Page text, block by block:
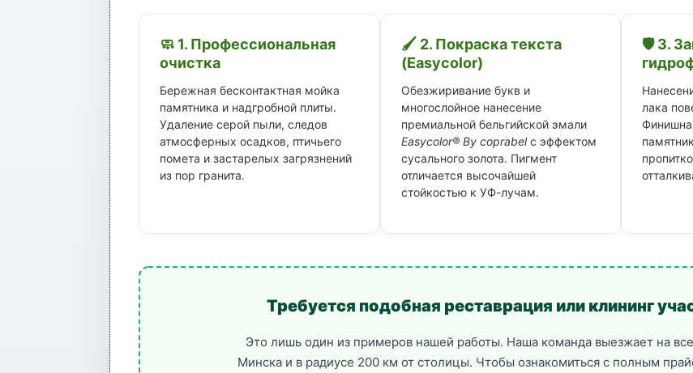
🧼 1. Профессиональная
очистка
Бережная бесконтактная мойка
памятника и надгробной плиты.
Удаление серой пыли, следов
атмосферных осадков, птичьего
помета и застарелых загрязнений
из пор гранита.
🖌️ 2. Покраска текста
(Easycolor)
Обезжиривание букв и
многослойное нанесение
премиальной бельгийской эмали
Easycolor® By coprabelс эффектом
сусального золота. Пигмент
отличается высочайшей
стойкостью к УФ-лучам.
🛡️ 3.
лака
Требуется подобная реставрация или клининг
Это лишь один из примеров нашей работы. Наша команда выезжает на
Минска и в радиусе 200 км от столицы. Чтобы ознакомиться с полным